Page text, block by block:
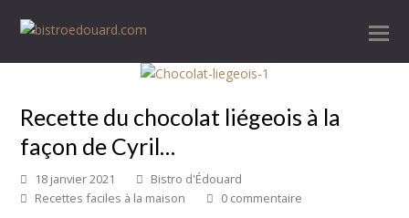
Recette du chocolat liégeois à la
façon de Cyril…
18 janvier 2021
Bistro d'Édouard
Recettes faciles à la maison
0 commentaire